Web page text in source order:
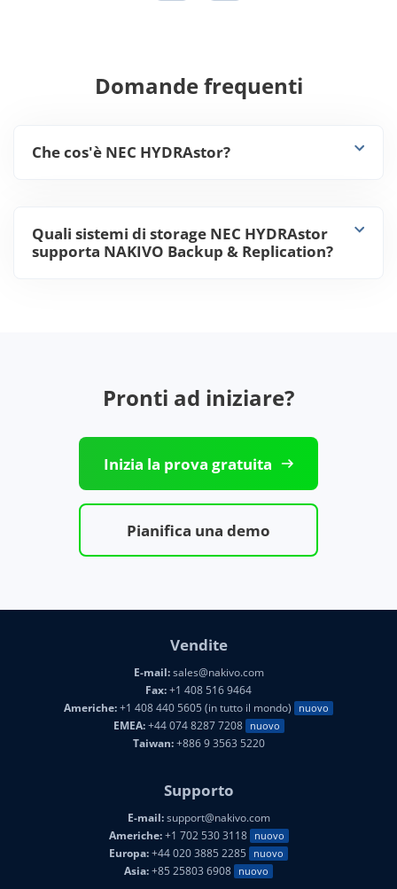
Domande frequenti
Che cos'è NEC HYDRAstor?
Quali sistemi di storage NEC HYDRAstor
supporta NAKIVO Backup & Replication?
Pronti ad iniziare?
Inizia la prova gratuita
Pianifica una demo
Vendite
E-mail:sales@nakivo.com
Fax:+1 408 516 9464
Americhe:+1 408 440 5605 (in tutto il mondo) nuovo
EMEA:+44 074 8287 7208 nuovo
Taiwan:+886 9 3563 5220
Supporto
E-mail:support@nakivo.com
Americhe:+1 702 530 3118 nuovo
Europa:+44 020 3885 2285 nuovo
Asia:+85 25803 6908 nuovo